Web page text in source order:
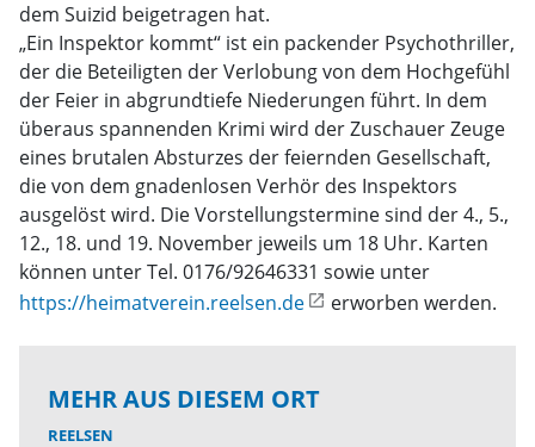
dem Suizid beigetragen hat.
„Ein Inspektor kommt“ ist ein packender Psychothriller,
der die Beteiligten der Verlobung von dem Hochgefühl
der Feier in abgrundtiefe Niederungen führt. In dem
überaus spannenden Krimi wird der Zuschauer Zeuge
eines brutalen Absturzes der feiernden Gesellschaft,
die von dem gnadenlosen Verhör des Inspektors
ausgelöst wird. Die Vorstellungstermine sind der 4., 5.,
12., 18. und 19. November jeweils um 18 Uhr. Karten
können unter Tel. 0176/92646331 sowie unter
https://heimatverein.reelsen.de
erworben werden.
MEHR AUS DIESEM ORT
REELSEN